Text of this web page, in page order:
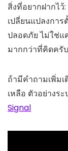
สิ่งที่อยากฝากไ
เปลี่ยนแปลงกา
ปลอดภัย ไม่ใช่
มากกว่าที่คิดครับ
ถ้ามีคำถามเพิ่ม
เหลือ ตัวอย่างร
Signal